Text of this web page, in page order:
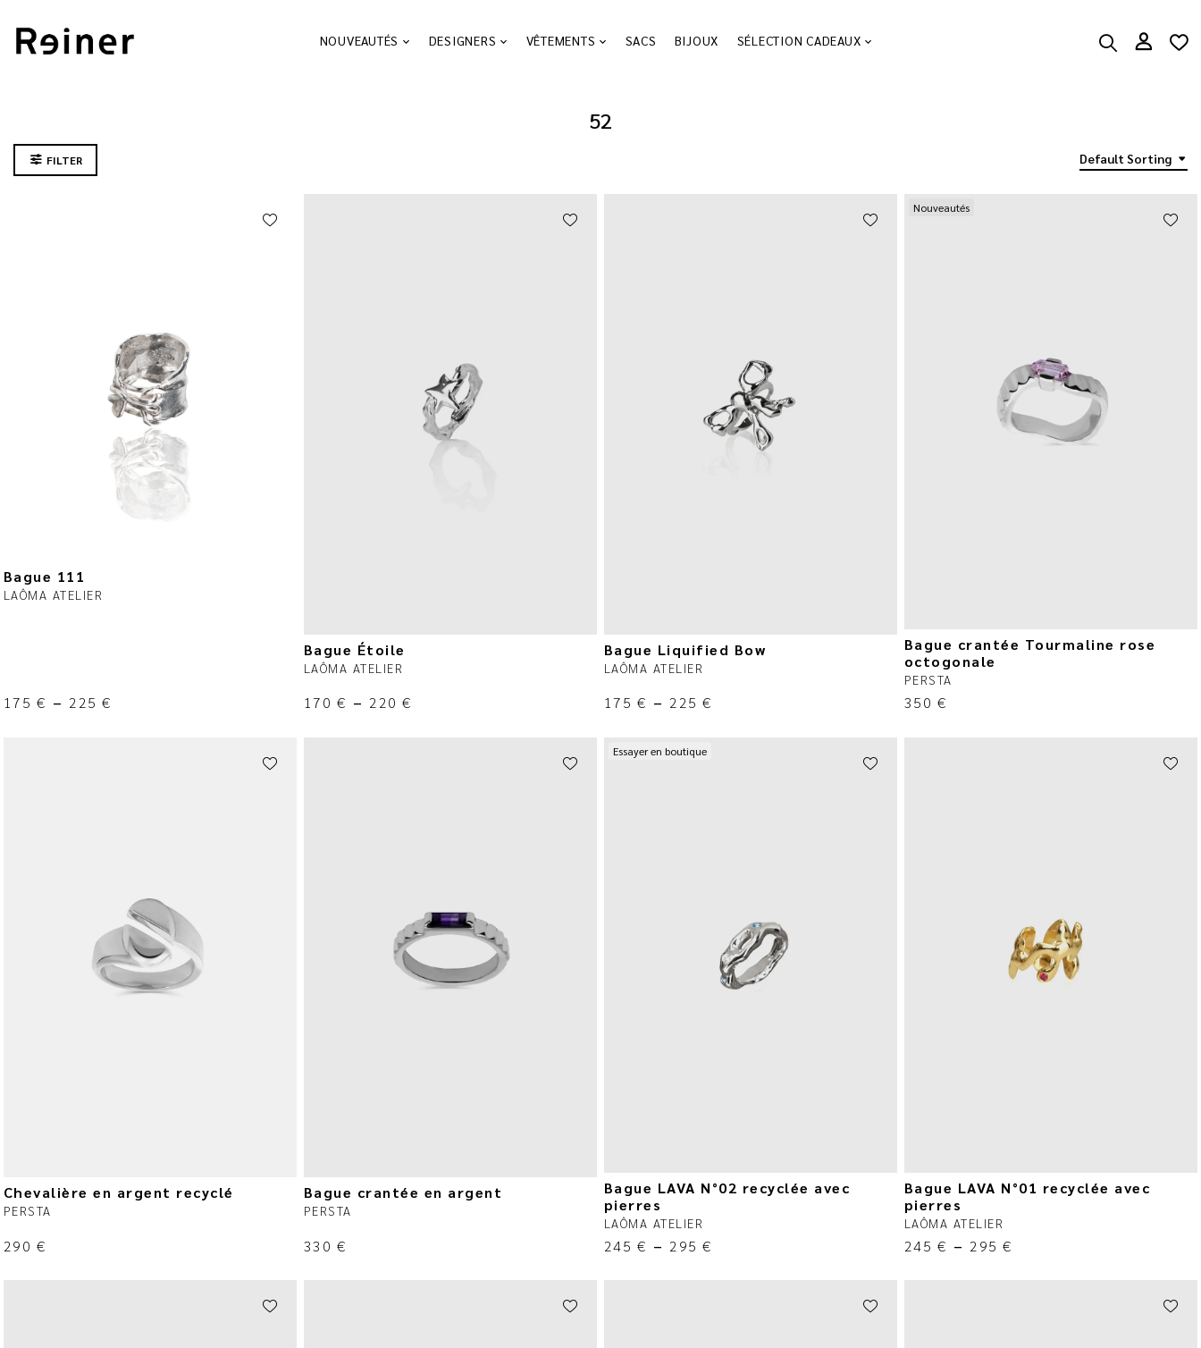
NOUVEAUTÉS DESIGNERS VÊTEMENTS SACS BIJOUX SÉLECTION CADEAUX
52
FILTER Default Sorting
Bague 111
LAÔMA ATELIER
175 € – 225€
Bague Étoile
LAÔMA ATELIER
170 € – 220€
Bague Liquified Bow
LAÔMA ATELIER
175 € – 225€
Nouveautés
Bague crantée Tourmaline rose
octogonale
PERSTA
350 €
Chevalière en argent recyclé
PERSTA
290 €
Bague crantée en argent
PERSTA
330 €
Essayer en boutique
Bague LAVA N°02 recyclée avec
pierres
LAÔMA ATELIER
245 € – 295€
Bague LAVA N°01 recyclée avec
pierres
LAÔMA ATELIER
245 € – 295€